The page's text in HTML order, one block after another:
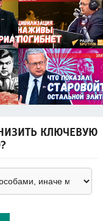
КЛЮЧЕВУЮ